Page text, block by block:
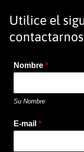
Utilice el
contactarnos
Nombre *
Su Nombre
E-mail *